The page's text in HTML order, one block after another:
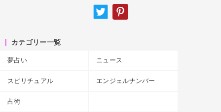
カテゴリー一覧
夢占い ニュース
スピリチュアル エンジェルナンバー
占術